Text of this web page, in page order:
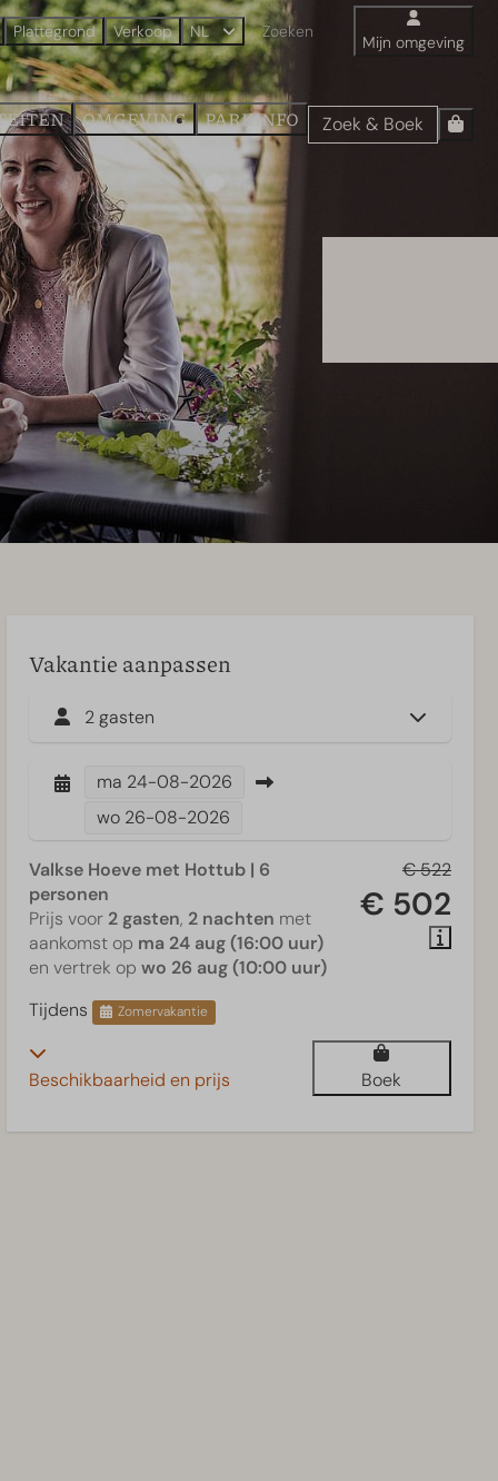
Plattegrond Verkoop NL
Mijn omgeving
OMGEVING PARKINFO Zoek & Boek
Vakantie aanpassen
2 gasten
ma 24-08-2026
wo 26-08-2026
€ 522
€ 502
Valkse Hoeve met Hottub | 6
personen
Prijs voor 2 gasten, 2 nachten met
aankomst op ma 24 aug (16:00 uur)
en vertrek op wo 26 aug (10:00 uur)
Tijdens
Zomervakantie
Beschikbaarheid en prijs Boek